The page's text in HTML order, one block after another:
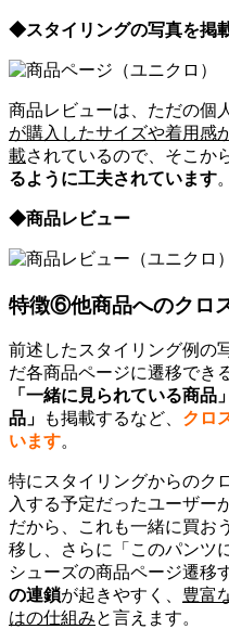
◆スタイリングの写真を掲
商品レビューは、ただの個
が購入したサイズや着用感
載されているので、そこか
るように工夫されています。
◆商品レビュー
特徴⑥他商品へのクロ
前述したスタイリング例の
だ各商品ページに遷移でき
「一緒に見られている商品」
品」
も掲載するなど、 クロ
います。
特にスタイリングからのク
入する予定だったユーザー
だから、これも一緒に買お
移し、さらに「このパンツ
シューズの商品ページ遷移
の連鎖が起きやすく、 豊富
はの仕組みと言えます。